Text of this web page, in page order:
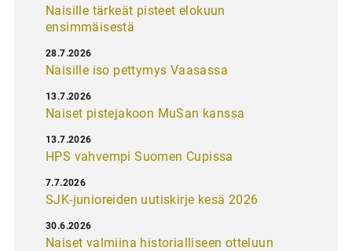
Naisille tärkeät pisteet elokuun
ensimmäisestä
Naisille iso pettymys Vaasassa
28.7.2026
Naiset pistejakoon MuSan kanssa
13.7.2026
HPS vahvempi Suomen Cupissa
13.7.2026
SJK-junioreiden uutiskirje kesä 2026
7.7.2026
Naiset valmiina historialliseen otteluun
30.6.2026